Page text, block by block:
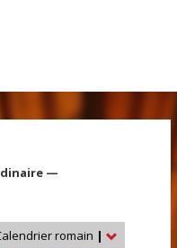
—
romain |